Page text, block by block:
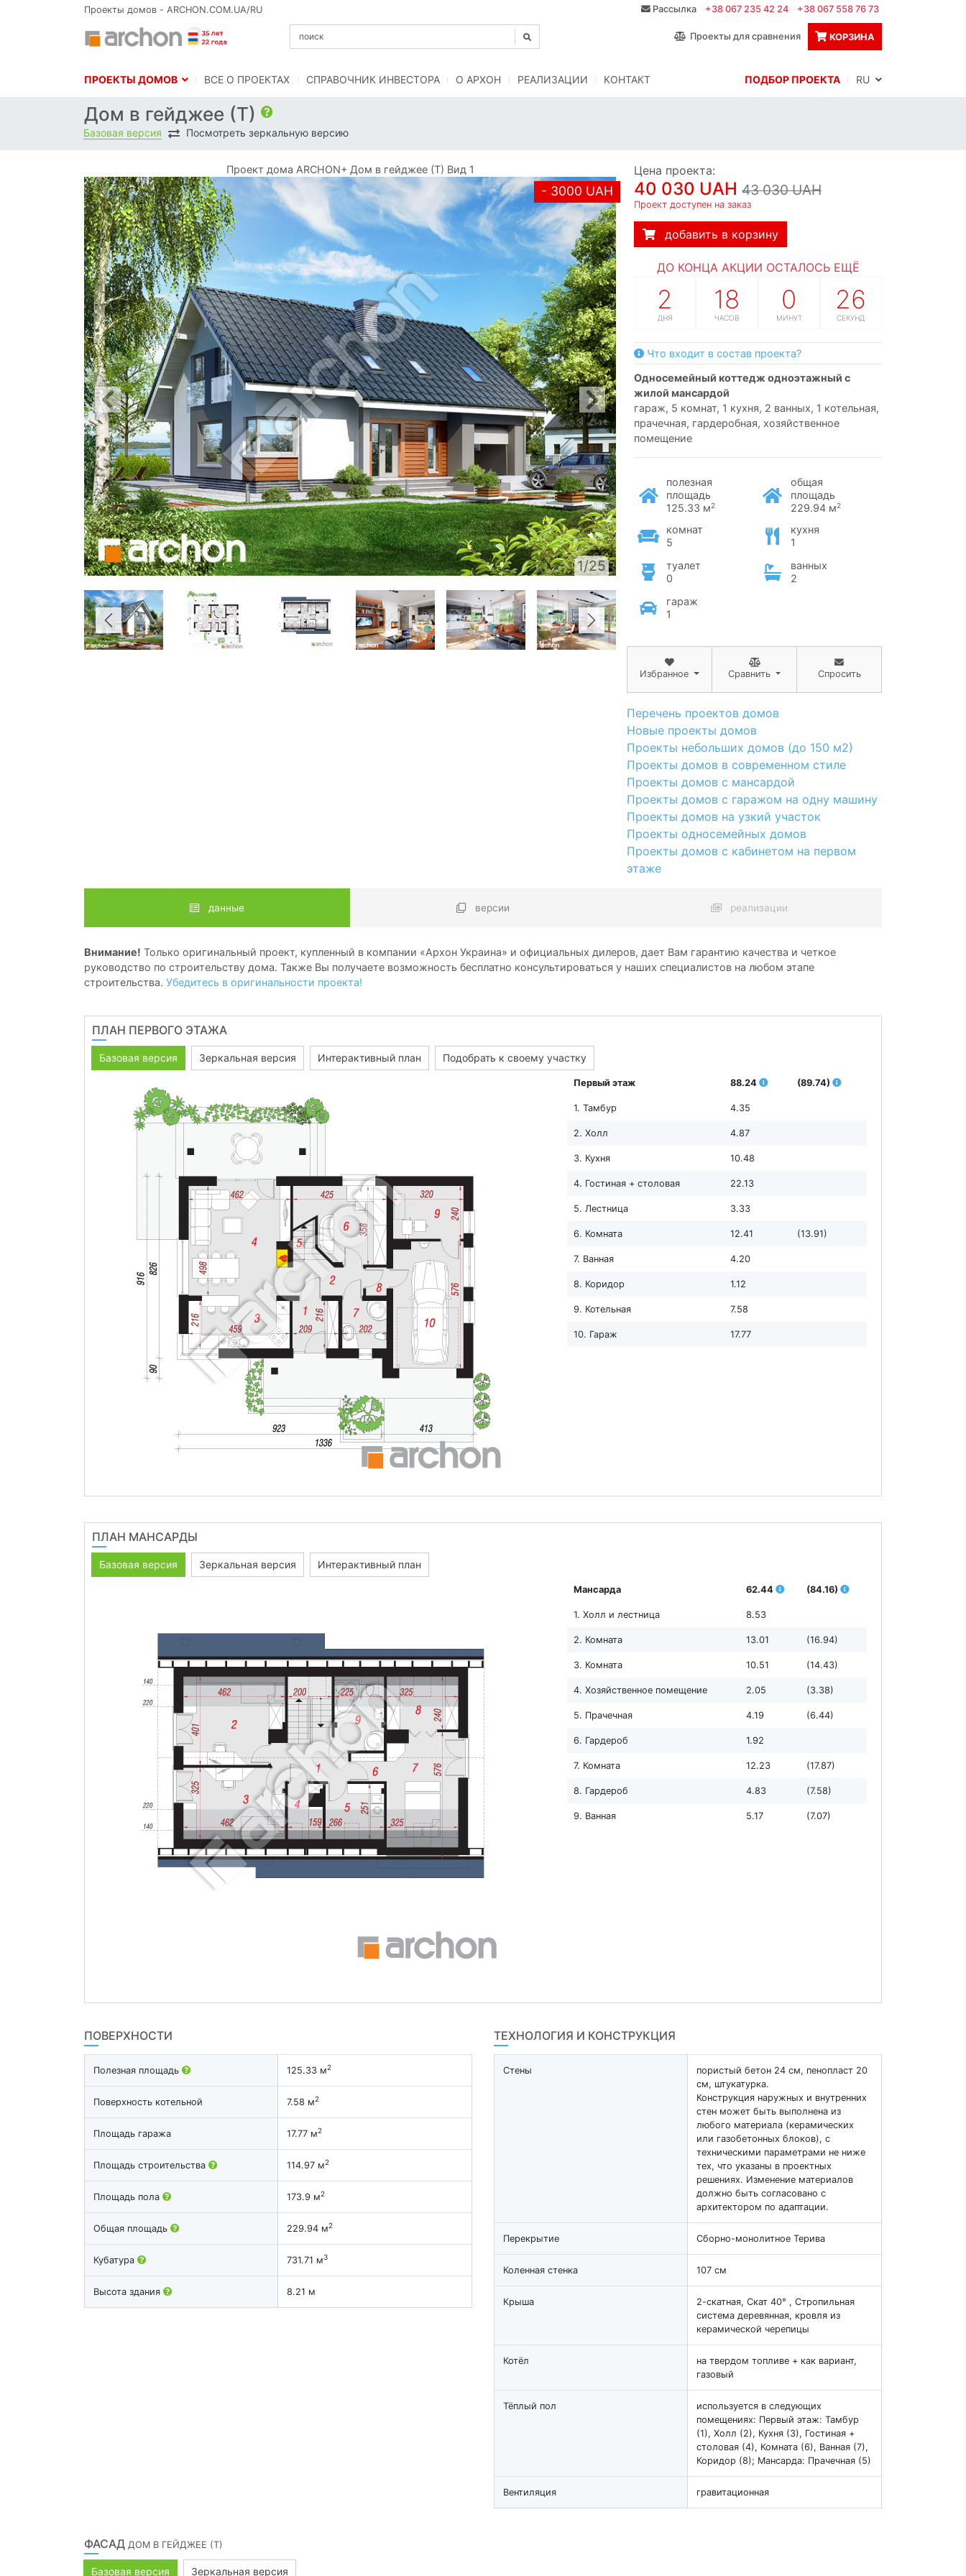
Проекты домов - ARCHON.COM.UA/RU Рассылка +38 067 235 42 24 +38 067 558 76 73
Проекты для сравнения КОРЗИНА
ПРОЕКТЫ ДОМОВ BСЕ О ПРОЕКТАХ СПРАВОЧНИК ИНВЕСТОРА O АРХОН РЕАЛИЗАЦИИ КОНТАКТ ПОДБОР ПРОЕКТА
Дом в гейджее (Т)
Базовая версия Посмотреть зеркальную версию
Проект дома ARCHON+ Дом в гейджее (Т) Вид 1
- 3000 UAH
1/25
Цена проекта:
40 030 UAH 43 030 UAH
Проект доступен на заказ
добавить в корзину
ДО КОНЦА АКЦИИ ОСТАЛОСЬ ЕЩЁ
2
ДНЯ
18
ЧАСОВ
0
МИНУТ
25
СЕКУНД
Что входит в состав проекта?
односемейный коттедж одноэтажный с
жилой мансардой
гараж, 5 комнат, 1 кухня, 2 ванных, 1 котельная,
прачечная, гардеробная, хозяйственное
помещение
полезная
площадь
125.33 м2
общая
площадь
229.94 м2
комнат
5
кухня
1
туалет
0
ванных
2
гараж
1
Избранное Сравнить Спросить
Перечень проектов домов
Новые проекты домов
Проекты небольших домов (до 150 м2)
Проекты домов в современном стиле
Проекты домов с мансардой
Проекты домов с гаражом на одну машину
Проекты домов на узкий участок
Проекты односемейных домов
Проекты домов с кабинетом на первом
этаже
данные версии реализации
Внимание! Только оригинальный проект, купленный в компании «Архон Украина» и официальных дилеров, дает Вам гарантию качества и четкое
руководство по строительству дома. Также Вы получаете возможность бесплатно консультироваться у наших специалистов на любом этапе
строительства. Убедитесь в оригинальности проекта!
ПЛАН ПЕРВОГО ЭТАЖА
Базовая версия Зеркальная версия Интерактивный план Подобрать к своему участку
Первый этаж 88.24 (89.74)
1. Тамбур 4.35
2. Холл 4.87
3. Кухня 10.48
4. Гостиная + столовая 22.13
5. Лестница 3.33
6. Комната 12.41 (13.91)
7. Ванная 4.20
8. Коридор 1.12
9. Котельная 7.58
10. Гараж 17.77
ПЛАН МАНСАРДЫ
Базовая версия Зеркальная версия Интерактивный план
Мансарда 62.44 (84.16)
1. Холл и лестница 8.53
2. Комната 13.01 (16.94)
3. Комната 10.51 (14.43)
4. Хозяйственное помещение 2.05 (3.38)
5. Прачечная 4.19 (6.44)
6. Гардероб 1.92
7. Комната 12.23 (17.87)
8. Гардероб 4.83 (7.58)
9. Ванная 5.17 (7.07)
ПОВЕРХНОСТИ
Полезная площадь 125.33 м2
Поверхность котельной 7.58 м2
Площадь гаража 17.77 м2
Площадь строительства 114.97 м2
Площадь пола 173.9 м2
Общая площадь 229.94 м2
Кубатура 731.71 м3
Высота здания 8.21 м
ТЕХНОЛОГИЯ И КОНСТРУКЦИЯ
Стены
пористый бетон 24 см, пенопласт 20
см, штукатурка.
Конструкция наружных и внутренних
стен может быть выполнена из
любого материала (керамических
или газобетонных блоков), с
техническими параметрами не ниже
тех, что указаны в проектных
решениях. Изменение материалов
должно быть согласовано с
архитектором по адаптации.
Перекрытие Cборно-монолитное Терива
Коленная стенка 107 см
Крыша
2-скатная, Скат 40° , Стропильная
система деревянная, кровля из
керамической черепицы
Котёл
на твердом топливе + как вариант,
газовый
Тёплый пол
используется в следующих
помещениях: Первый этаж: Тамбур
(1), Холл (2), Кухня (3), Гостиная +
столовая (4), Комната (6), Ванная (7),
Коридор (8); Мансарда: Прачечная (5)
Вентиляция гравитационная
ФАСАД ДОМ В ГЕЙДЖЕЕ (Т)
Базовая версия Зеркальная версия